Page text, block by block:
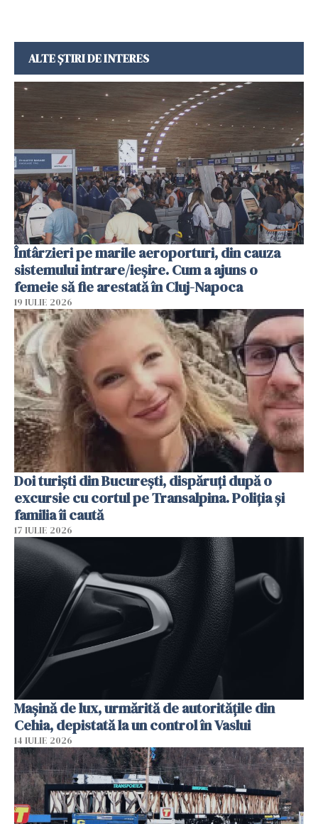
ALTE ȘTIRI DE INTERES
Întârzieri pe marile aeroporturi, din cauza
sistemului intrare/ieșire. Cum a ajuns o
femeie să fie arestată în Cluj-Napoca
19 IULIE 2026
Doi turiști din București, dispăruți după o
excursie cu cortul pe Transalpina. Poliția și
familia îi caută
17 IULIE 2026
Mașină de lux, urmărită de autoritățile din
Cehia, depistată la un control în Vaslui
14 IULIE 2026